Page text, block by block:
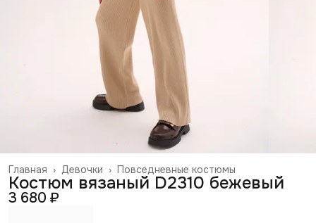
Повседневные костюмы
Девочки ›
Главная ›
Костюм вязаный D2310 бежевый
3 680 ₽